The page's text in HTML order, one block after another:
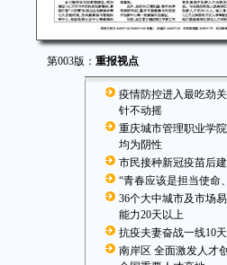
第003版： 重报视点
疫情防控进入最吃劲
针不动摇
重庆城市管理职业学
均为阴性
市民接种新冠疫苗后
“青春应该是担当使命
36个大中城市及市场
能力20天以上
抗疫夫妻奋战一线10
南岸区 全面激发人才